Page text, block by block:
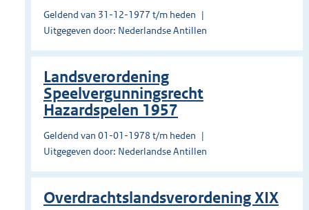
Geldend van 31-12-1977 t/m heden
Uitgegeven door: Nederlandse Antillen
Landsverordening
Speelvergunningsrecht
Hazardspelen 1957
Geldend van 01-01-1978 t/m heden
Uitgegeven door: Nederlandse Antillen
Overdrachtslandsverordening XIX